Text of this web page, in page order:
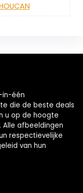
in-één
die de beste deals
u op de hoogte
afbeeldingen
respectievelijke
van hun